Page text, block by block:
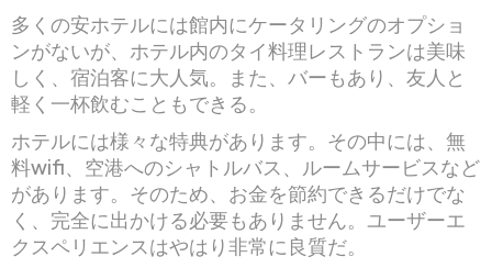
多くの安ホテルには館内にケータリングのオプショ
ンがないが、ホテル内のタイ料理レストランは美味
しく、宿泊客に大人気。また、バーもあり、友人と
軽く一杯飲むこともできる。
ホテルには様々な特典があります。その中には、無
料wifi、空港へのシャトルバス、ルームサービスなど
があります。そのため、お金を節約できるだけでな
く、完全に出かける必要もありません。ユーザーエ
クスペリエンスはやはり非常に良質だ。